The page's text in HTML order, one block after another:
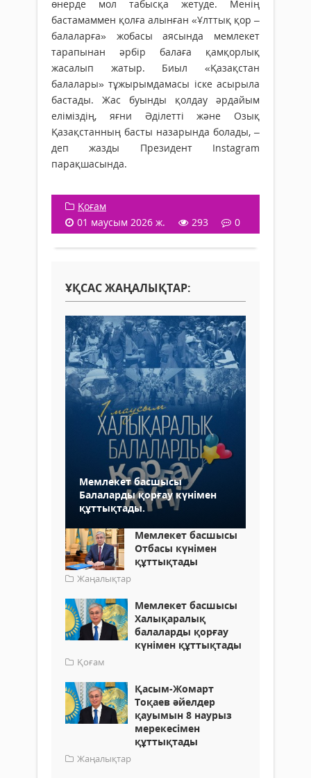
өнерде мол табысқа жетуде. Менің
бастамаммен қолға алынған «Ұлттық қор –
балаларға» жобасы аясында мемлекет
тарапынан әрбір балаға қамқорлық
жасалып жатыр. Биыл «Қазақстан
балалары» тұжырымдамасы іске асырыла
бастады. Жас буынды қолдау әрдайым
еліміздің, яғни Әділетті және Озық
Қазақстанның басты назарында болады, –
деп жазды Президент Instagram
парақшасында.
Қоғам
01 маусым 2026 ж.
293 0
ҰҚСАС ЖАҢАЛЫҚТАР:
Мемлекет басшысы
Балаларды қорғау күнімен
құттықтады.
Мемлекет басшысы
Отбасы күнімен
құттықтады
Жаңалықтар
Мемлекет басшысы
Халықаралық
балаларды қорғау
күнімен құттықтады
Қоғам
Қасым-Жомарт
Тоқаев әйелдер
қауымын 8 наурыз
мерекесімен
құттықтады
Жаңалықтар